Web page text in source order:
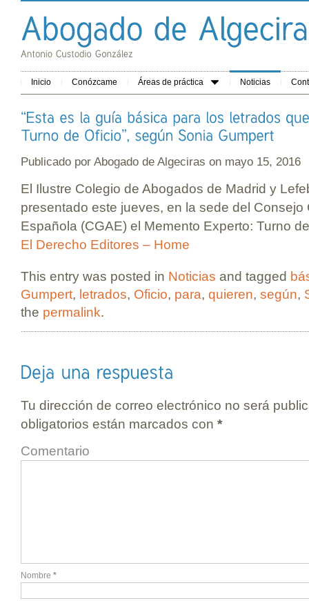
Inicio Conózcame Áreas de práctica Noticias
Publicado por Abogado de Algeciras on mayo 15,
El Ilustre Colegio de Abogados de Madrid y
presentado este jueves, en la sede del
Española (CGAE) el Memento Experto: Turno
El Derecho Editores – Home
This entry was posted in Noticias and tagged
Gumpert, letrados, Oficio, para, quieren, según,
the permalink.
Tu dirección de correo electrónico no será
obligatorios están marcados con *
Comentario
Nombre *